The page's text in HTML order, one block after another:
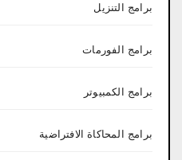
برامج التنزيل
برامج الفورمات
برامج الكمبيوتر
برامج المحاكاة الافتراضية